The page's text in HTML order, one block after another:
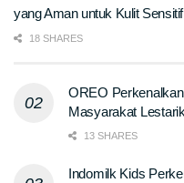
yang Aman untuk Kulit
18 SHARES
OREO
Masyarakat
13 SHARES
Indomilk Kids